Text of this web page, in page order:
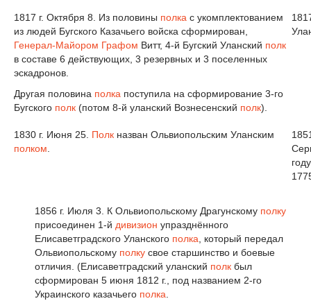
1817 г. Октября 8. Из половины полка с укомплектованием
из людей Бугского Казачьего войска сформирован,
Генерал-Майором Графом Витт, 4-й Бугский Уланский полк
в составе 6 действующих, 3 резервных и 3 поселенных
эскадронов.
Другая половина полка поступила на сформирование 3-го
Бугского полк (потом 8-й уланский Вознесенский полк).
1830 г. Июня 25. Полк назван Ольвиопольским Уланским
полком
1856 г. Июля 3. К Ольвиопольскому Драгунскому полку
присоединен 1-й дивизион упразднённого
Елисаветградского Уланского полка, который передал
Ольвиопольскому полку свое старшинство и боевые
отличия. (Елисаветградский уланский полк был
сформирован 5 июня 1812 г., под названием 2-го
Украинского казачьего полка.